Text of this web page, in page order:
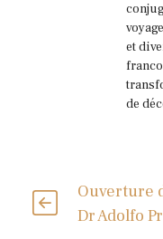
et
de
Ouverture
Dr Adolfo